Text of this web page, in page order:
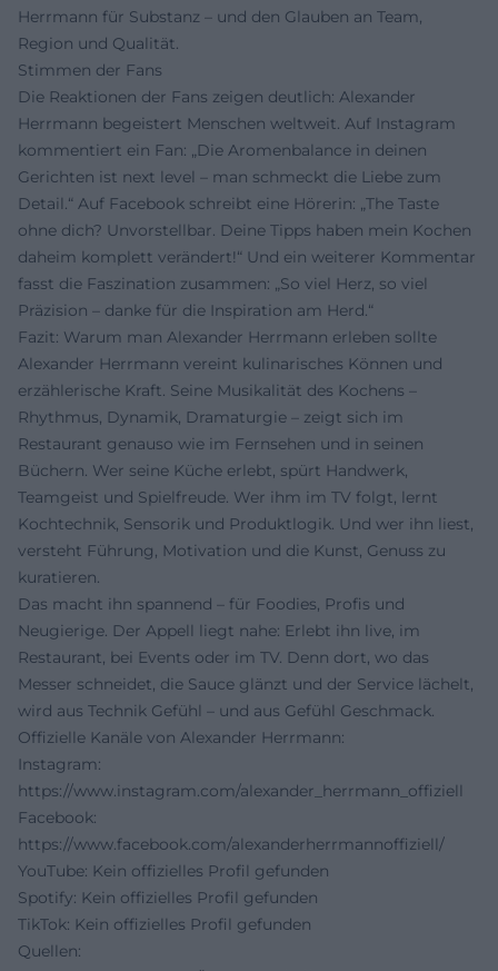
Herrmann für Substanz – und den Glauben an Team,
Region und Qualität.
Stimmen der Fans
Die Reaktionen der Fans zeigen deutlich: Alexander
Herrmann begeistert Menschen weltweit. Auf Instagram
kommentiert ein Fan: „Die Aromenbalance in deinen
Gerichten ist next level – man schmeckt die Liebe zum
Detail.“ Auf Facebook schreibt eine Hörerin: „The Taste
ohne dich? Unvorstellbar. Deine Tipps haben mein Kochen
daheim komplett verändert!“ Und ein weiterer Kommentar
fasst die Faszination zusammen: „So viel Herz, so viel
Präzision – danke für die Inspiration am Herd.“
Fazit: Warum man Alexander Herrmann erleben sollte
Alexander Herrmann vereint kulinarisches Können und
erzählerische Kraft. Seine Musikalität des Kochens –
Rhythmus, Dynamik, Dramaturgie – zeigt sich im
Restaurant genauso wie im Fernsehen und in seinen
Büchern. Wer seine Küche erlebt, spürt Handwerk,
Teamgeist und Spielfreude. Wer ihm im TV folgt, lernt
Kochtechnik, Sensorik und Produktlogik. Und wer ihn liest,
versteht Führung, Motivation und die Kunst, Genuss zu
kuratieren.
Das macht ihn spannend – für Foodies, Profis und
Neugierige. Der Appell liegt nahe: Erlebt ihn live, im
Restaurant, bei Events oder im TV. Denn dort, wo das
Messer schneidet, die Sauce glänzt und der Service lächelt,
wird aus Technik Gefühl – und aus Gefühl Geschmack.
Offizielle Kanäle von Alexander Herrmann:
Instagram:
https://www.instagram.com/alexander_herrmann_offiziell
Facebook:
https://www.facebook.com/alexanderherrmannoffiziell/
YouTube: Kein offizielles Profil gefunden
Spotify: Kein offizielles Profil gefunden
TikTok: Kein offizielles Profil gefunden
Quellen: